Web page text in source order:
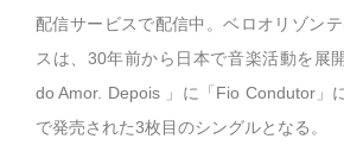
配信サービスで配信中。ベロオリゾン
スは、30年前から日本で音楽活動を展
do Amor. Depois 」に「Fio Condutor」
で発売された3枚目のシングルとなる。